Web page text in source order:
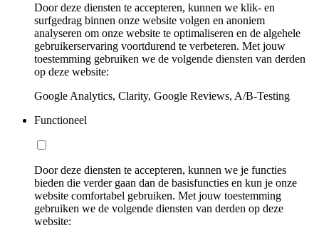
Door deze diensten te accepteren, kunnen we klik- en
surfgedrag binnen onze website volgen en anoniem
analyseren om onze website te optimaliseren en de algehele
gebruikerservaring voortdurend te verbeteren. Met jouw
toestemming gebruiken we de volgende diensten van derden
op deze website:
Google Analytics, Clarity, Google Reviews, A/B-Testing
Functioneel
Door deze diensten te accepteren, kunnen we je functies
bieden die verder gaan dan de basisfuncties en kun je onze
website comfortabel gebruiken. Met jouw toestemming
gebruiken we de volgende diensten van derden op deze
website: